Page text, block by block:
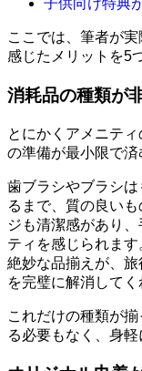
子供向け特典
ここでは、筆者が
感じたメリットを5
消耗品の種類が
とにかくアメニテ
の準備が最小限で済
歯ブラシやブラシ
るまで、質の良い
ジも清潔感があり
ティを感じられま
絶妙な品揃えが、
を完璧に解消してく
これだけの種類が
る必要もなく、身